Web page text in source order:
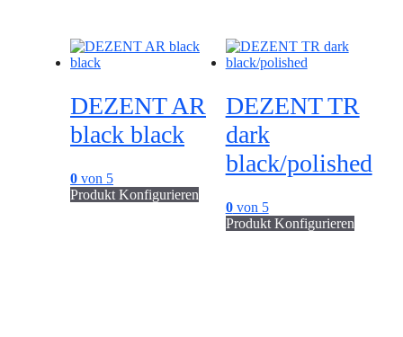
DEZENT AR
black black
0 von 5
Produkt Konfigurieren
DEZENT TR
dark
black/polished
0von 5
Produkt Konfigurieren